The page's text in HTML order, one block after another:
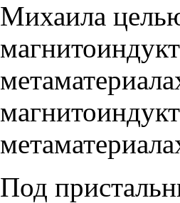
Михаила
Под